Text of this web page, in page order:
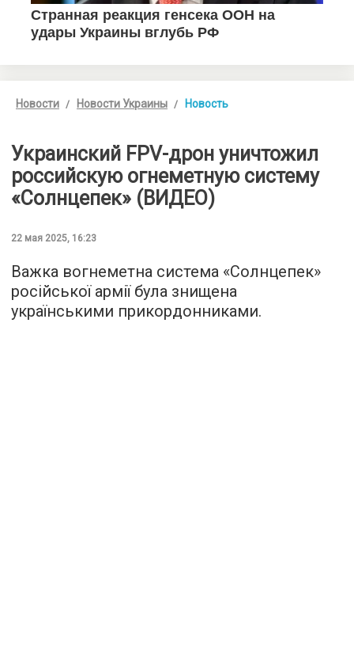
Новости Новости Украины Новость
Украинский FPV-дрон уничтожил
российскую огнеметную систему
«Солнцепек» (ВИДЕО)
22 мая 2025, 16:23
Важка вогнеметна система «Солнцепек»
російської армії була знищена
українськими прикордонниками.